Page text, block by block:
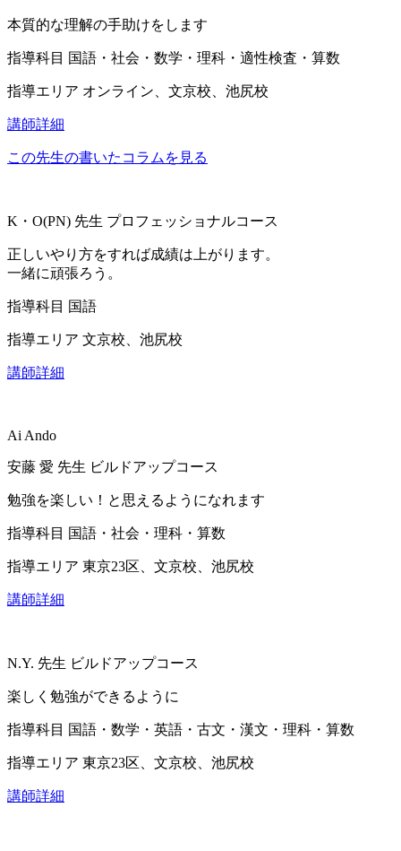
本質的な理解の手助けをします
指導科目 国語・社会・数学・理科・適性検査・算数
指導エリア オンライン、文京校、池尻校
講師詳細
この先生の書いたコラムを見る
K・O(PN) 先生 プロフェッショナルコース
正しいやり方をすれば成績は上がります。
一緒に頑張ろう。
指導科目 国語
指導エリア 文京校、池尻校
講師詳細
Ai Ando
安藤 愛 先生 ビルドアップコース
勉強を楽しい！と思えるようになれます
指導科目 国語・社会・理科・算数
指導エリア 東京23区、文京校、池尻校
講師詳細
N.Y. 先生 ビルドアップコース
楽しく勉強ができるように
指導科目 国語・数学・英語・古文・漢文・理科・算数
指導エリア 東京23区、文京校、池尻校
講師詳細